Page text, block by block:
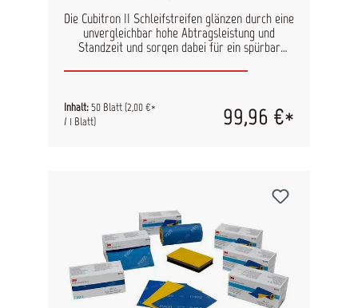
Schleifmittelwechsel Perforation für
bedarfsgerechtes Abreißen der Streifen
Reduziert Lagerbestand und
Verpackungsmaterial
Die Cubitron II Schleifstreifen glänzen durch eine
unvergleichbar hohe Abtragsleistung und
Standzeit und sorgen dabei für ein spürbar
pfeilförmige Lochung wird eine optimale
pro Pack Maße: 115 mm x 225 mm
Inhalt:50 Blatt(2,00 €*
/ 1 Blatt)
99,96 €*